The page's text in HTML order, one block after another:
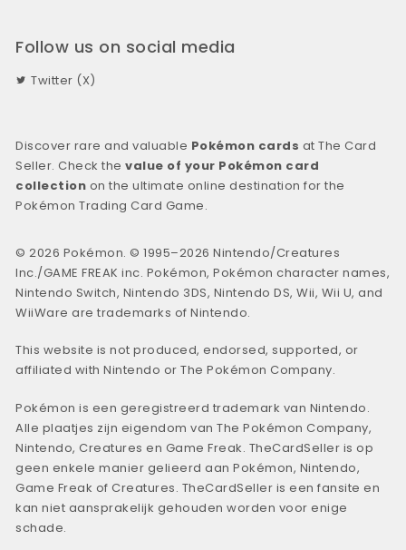
Follow us on social media
Twitter (X)
Discover rare and valuable Pokémon cards at The Card
Seller. Check thevalue of your Pokémon card
collection on the ultimate online destination for the
Pokémon Trading Card Game.
© 2026 Pokémon. © 1995–2026 Nintendo/Creatures
Inc./GAME FREAK inc. Pokémon, Pokémon character names,
Nintendo Switch, Nintendo 3DS, Nintendo DS, Wii, Wii U, and
WiiWare are trademarks of Nintendo.
This website is not produced, endorsed, supported, or
affiliated with Nintendo or The Pokémon Company.
Pokémon is een geregistreerd trademark van Nintendo.
Alle plaatjes zijn eigendom van The Pokémon Company,
Nintendo, Creatures en Game Freak. TheCardSeller is op
geen enkele manier gelieerd aan Pokémon, Nintendo,
Game Freak of Creatures. TheCardSeller is een fansite en
kan niet aansprakelijk gehouden worden voor enige
schade.